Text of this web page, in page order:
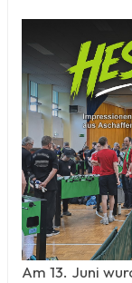
Am 13. Juni